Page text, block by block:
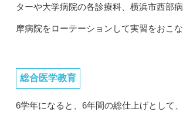
ターや大学病院の各診療科、横浜市西部
摩病院をローテーションして実習をおこな
総合医学教育
6学年になると、6年間の総仕上げとして